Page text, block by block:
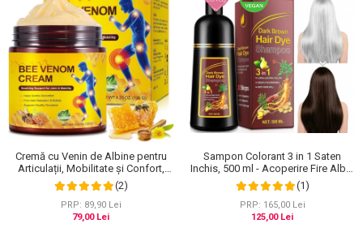
Cremă cu Venin de Albine pentru
Articulații, Mobilitate și Confort,
120 g
(2)
PRP: 89,90 Lei
79,00 Lei
Sampon Colorant 3 in 1 Saten
Inchis, 500 ml - Acoperire Fire Albe,
Hranire si Anti-Cadere
(1)
PRP: 165,00 Lei
125,00 Lei